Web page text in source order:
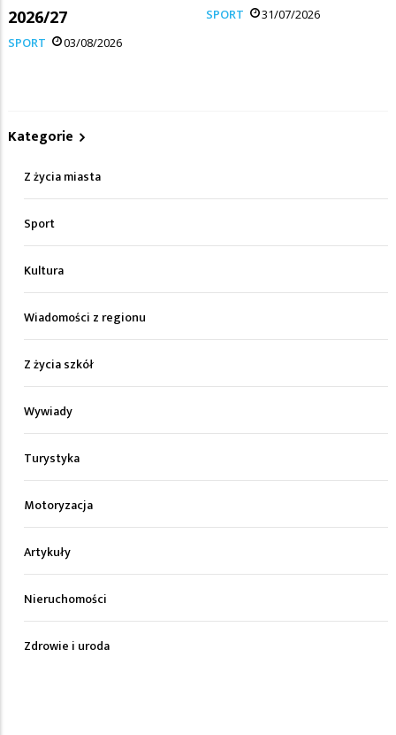
2026/27
SPORT 03/08/2026
SPORT 31/07/2026
Kategorie
Z życia miasta
Sport
Kultura
Wiadomości z regionu
Z życia szkół
Wywiady
Turystyka
Motoryzacja
Artykuły
Nieruchomości
Zdrowie i uroda